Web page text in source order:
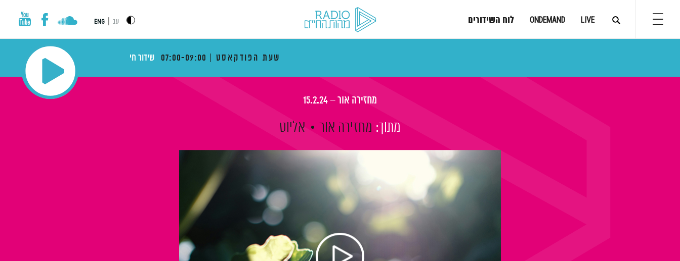
LIVE
ONDEMAND לוח השידורים עב ENG
שעת הפודקאסט 07:00-09:00 שידור חי
מחזירה אור – 15.2.24
מתוך: מחזירה אור אליוט